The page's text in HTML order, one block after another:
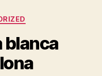
blanca